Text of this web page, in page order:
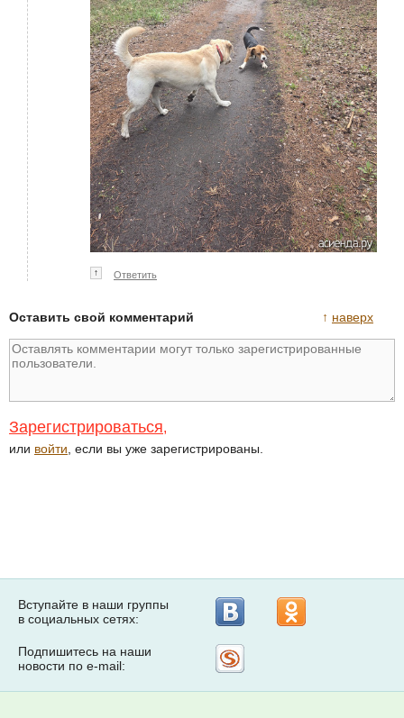
↑ Ответить
↑ наверх
Оставить свой комментарий
Зарегистрироваться,
или войти , если вы уже зарегистрированы.
Вступайте в наши группы
в социальных сетях:
Подпишитесь на наши
новости по e-mail: